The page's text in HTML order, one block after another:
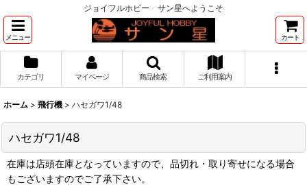
ジョイフルホビー サン星へようこそ
メニュー カート
カテゴリ マイページ 商品検索 ご利用案内
ホーム > 飛行機 > ハセガワ1/48
ハセガワ1/48
在庫は店頭在庫となっていますので、品切れ・取り寄せになる場合
もございますのでご了承下さい。